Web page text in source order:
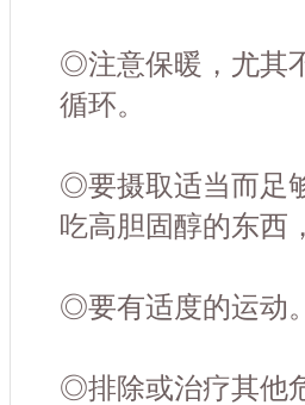
◎注意保暖，尤其
循环。
◎要摄取适当而足
吃高胆固醇的东西
◎要有适度的运动。
◎排除或治疗其他